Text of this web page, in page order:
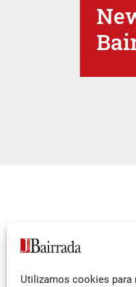
Utilizamos cookies para